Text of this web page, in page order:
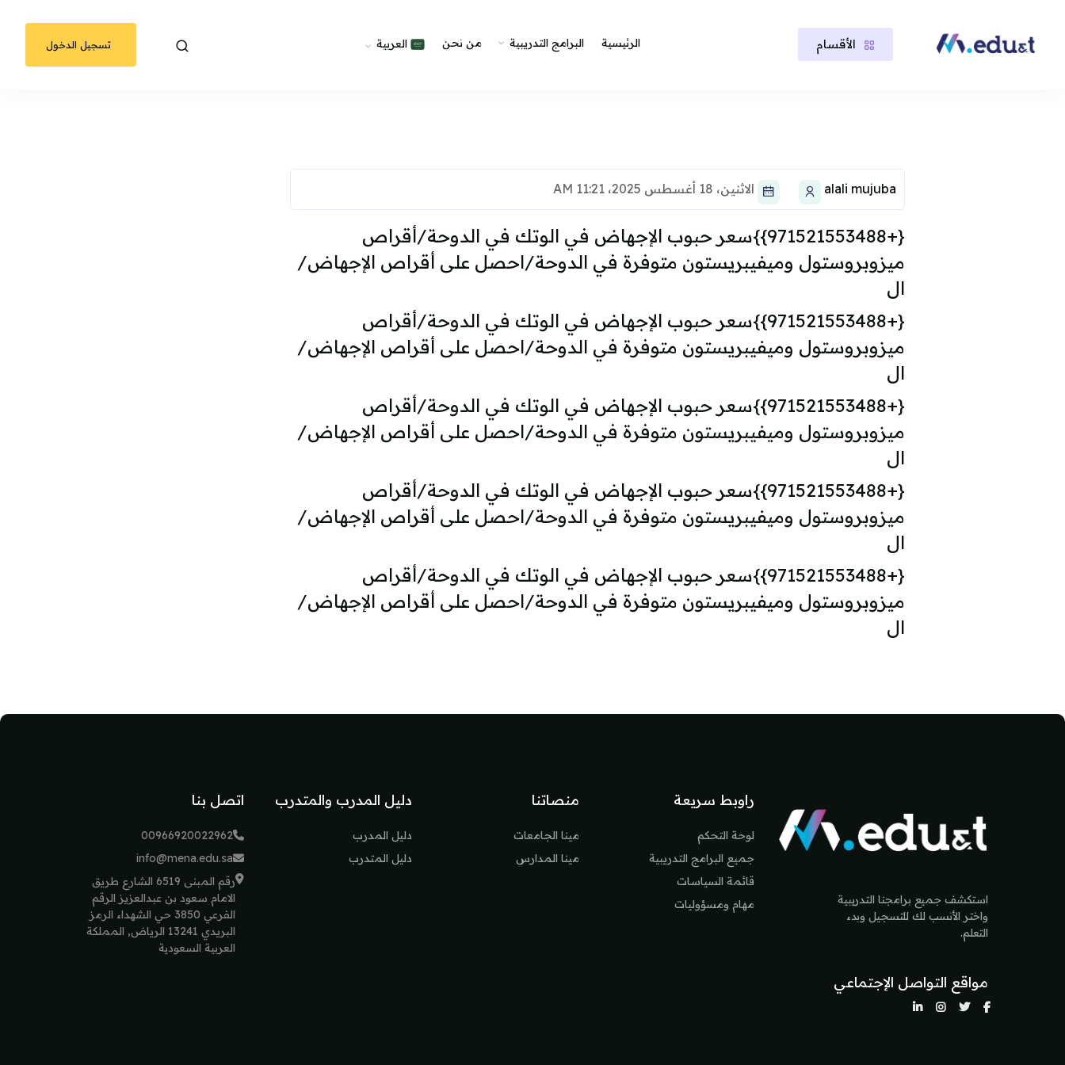
الأقسام الرئيسية البرامج التدريبية من نحن العربية تسجيل الدخول
alali mujuba الاثنين، 18 أغسطس 2025، 11:21 AM
{+971521553488}}سعر حبوب الإجهاض في الوتك في الدوحة/أقراص
ميزوبروستول وميفيبريستون متوفرة في الدوحة/احصل على أقراص الإجهاض/
ال
{+971521553488}}سعر حبوب الإجهاض في الوتك في الدوحة/أقراص
ميزوبروستول وميفيبريستون متوفرة في الدوحة/احصل على أقراص الإجهاض/
ال
{+971521553488}}سعر حبوب الإجهاض في الوتك في الدوحة/أقراص
ميزوبروستول وميفيبريستون متوفرة في الدوحة/احصل على أقراص الإجهاض/
ال
{+971521553488}}سعر حبوب الإجهاض في الوتك في الدوحة/أقراص
ميزوبروستول وميفيبريستون متوفرة في الدوحة/احصل على أقراص الإجهاض/
ال
{+971521553488}}سعر حبوب الإجهاض في الوتك في الدوحة/أقراص
ميزوبروستول وميفيبريستون متوفرة في الدوحة/احصل على أقراص الإجهاض/
ال
الكتل
استكشف جميع برامجنا التدريبية
واختر الأنسب لك للتسجيل وبدء
التعلم.
مواقع التواصل الإجتماعي
راوبط سريعة
لوحة التحكم
جميع البرامج التدريبية
قائمة السياسات
مهام ومسؤوليات
منصاتنا
مينا الجامعات
مينا المدارس
دليل المدرب والمتدرب
دليل المدرب
دليل المتدرب
اتصل بنا
00966920022962
info@mena.edu.sa
رقم المبنى 6519 الشارع طريق
الامام سعود بن عبدالعزيز الرقم
الفرعي 3850 حي الشهداء الرمز
البريدي 13241 الرياض, المملكة
العربية السعودية